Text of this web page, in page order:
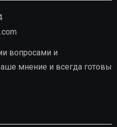
вопросами и
мнение и всегда готовы